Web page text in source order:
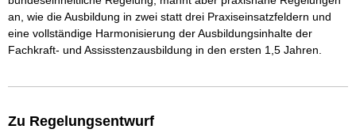
an, wie die Ausbildung in zwei statt drei Praxiseinsatzfeldern und
eine vollständige Harmonisierung der Ausbildungsinhalte der
Fachkraft- und Assisstenzausbildung in den ersten 1,5 Jahren.
Zu Regelungsentwurf